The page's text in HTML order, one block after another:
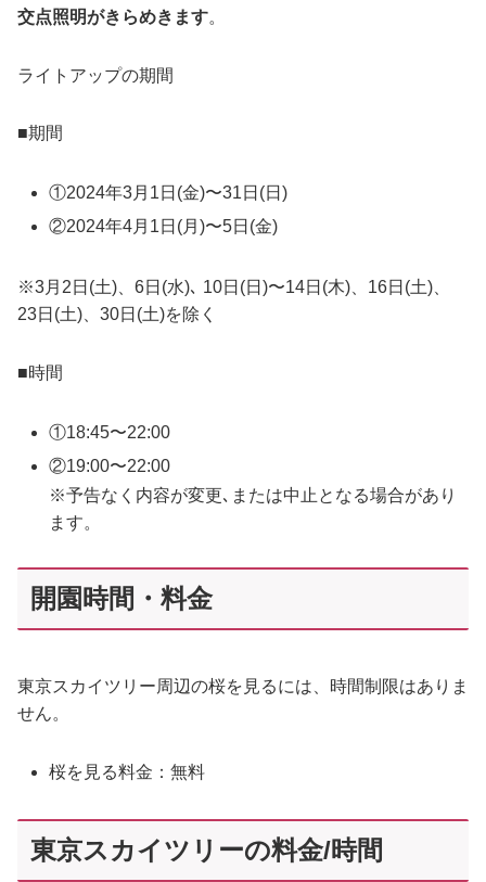
交点照明がきらめきます。
ライトアップの期間
■期間
①2024年3月1日(金)〜31日(日)
②2024年4月1日(月)〜5日(金)
※3月2日(土)、6日(水)､ 10日(日)〜14日(木)、16日(土)、
23日(土)、30日(土)を除く
■時間
①18:45〜22:00
②19:00〜22:00
※予告なく内容が変更､または中止となる場合があり
ます。
開園時間・料金
東京スカイツリー周辺の桜を見るには、時間制限はありま
せん。
桜を見る料金：無料
東京スカイツリーの料金/時間